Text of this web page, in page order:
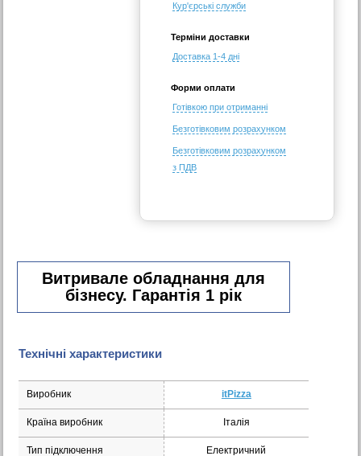
Кур'єрські служби
Терміни доставки
Доставка 1-4 дні
Форми оплати
Готівкою при отриманні
Безготівковим розрахунком
Безготівковим розрахунком
з ПДВ
Витривале обладнання для
бізнесу. Гарантія 1 рік
Технічні характеристики
Виробник itPizza
Країна виробник Італія
Тип підключення Електричний